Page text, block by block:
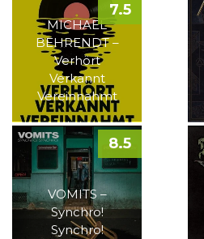
MICHAEL
BEHRENDT –
Verhört
Verkannt
Vereinnahmt
7.5
VOMITS –
Synchro!
Synchro!
8.5